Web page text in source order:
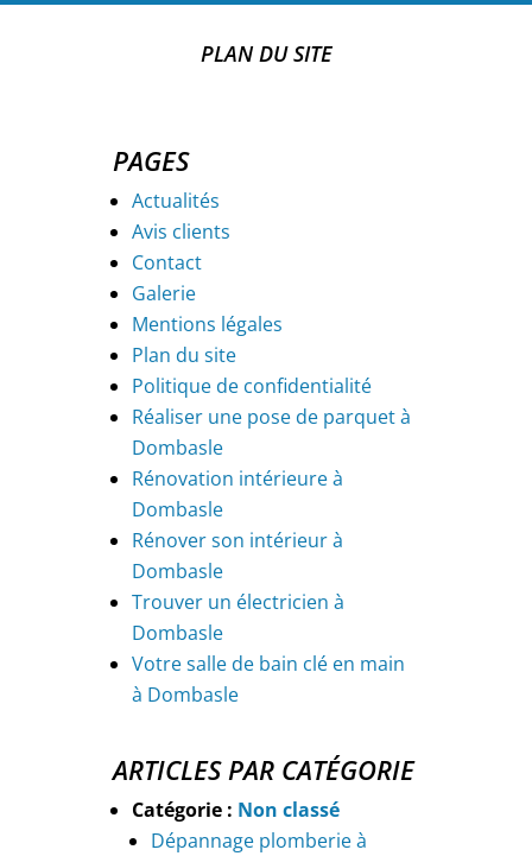
PLAN DU SITE
PAGES
Actualités
Avis clients
Contact
Galerie
Mentions légales
Plan du site
Politique de confidentialité
Réaliser une pose de parquet à
Dombasle
Rénovation intérieure à
Dombasle
Rénover son intérieur à
Dombasle
Trouver un électricien à
Dombasle
Votre salle de bain clé en main
à Dombasle
ARTICLES PAR CATÉGORIE
Catégorie : Non classé
Dépannage plomberie à